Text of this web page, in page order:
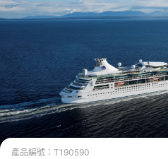
產品編號： T190590